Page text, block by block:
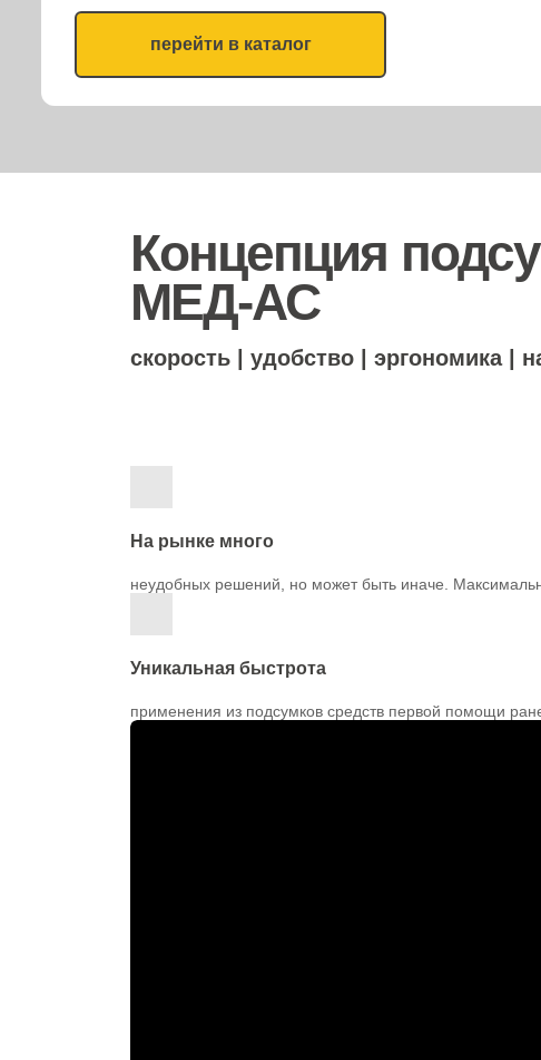
перейти в каталог
Концепция
МЕД-АС
скорость | удобство | эргономика |
На рынке много
неудобных решений, но может быть иначе.
Уникальная быстрота
применения из подсумков средств первой помощи